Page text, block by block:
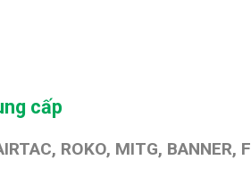
cấp
ROKO, MITG, BANNER,